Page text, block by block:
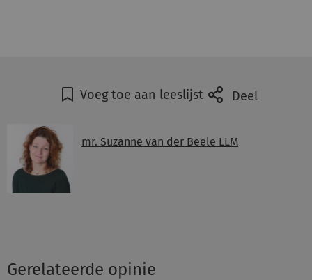
Voeg toe aan leeslijst Deel
mr. Suzanne van der Beele LLM
Gerelateerde opinie